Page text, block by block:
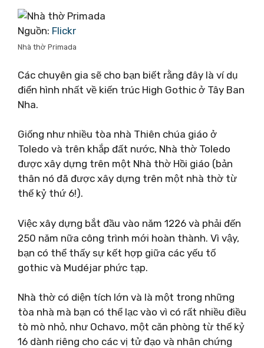
Nguồn: Flickr
Nhà thờ Primada
Các chuyên gia sẽ cho bạn biết rằng đây là ví dụ
điển hình nhất về kiến ​​trúc High Gothic ở Tây Ban
Nha.
Giống như nhiều tòa nhà Thiên chúa giáo ở
Toledo và trên khắp đất nước, Nhà thờ Toledo
được xây dựng trên một Nhà thờ Hồi giáo (bản
thân nó đã được xây dựng trên một nhà thờ từ
thế kỷ thứ 6!).
Việc xây dựng bắt đầu vào năm 1226 và phải đến
250 năm nữa công trình mới hoàn thành. Vì vậy,
bạn có thể thấy sự kết hợp giữa các yếu tố
gothic và Mudéjar phức tạp.
Nhà thờ có diện tích lớn và là một trong những
tòa nhà mà bạn có thể lạc vào vì có rất nhiều điều
tò mò nhỏ, như Ochavo, một căn phòng từ thế kỷ
16 dành riêng cho các vị tử đạo và nhân chứng